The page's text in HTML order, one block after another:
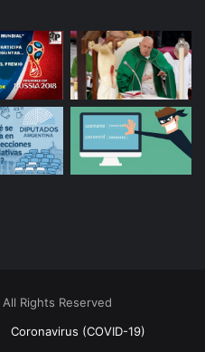
Rights Reserved
Coronavirus (COVID-19)